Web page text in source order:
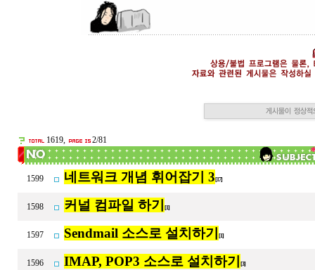
1619, 2/81
1599 네트워크 개념 휘어잡기 3 [17]
1598 커널 컴파일 하기 [1]
1597 Sendmail 소스로 설치하기 [1]
1596 IMAP, POP3 소스로 설치하기 [3]